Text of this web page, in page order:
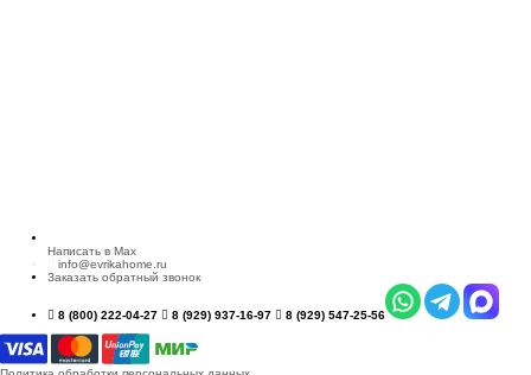
Написать в Max
info@evrikahome.ru
Заказать обратный звонок
8 (800) 222-04-27 8 (929) 937-16-97 8 (929) 547-25-56